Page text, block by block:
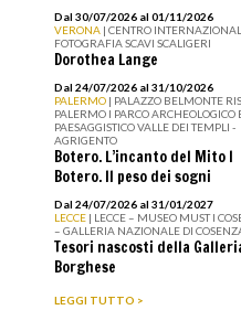
Dal 30/07/2026 al 01/11/2026
VERONA | CENTRO
FOTOGRAFIA SCAVI SCALIGERI
Dorothea Lange
Dal 24/07/2026 al 31/10/2026
PALERMO | PALAZZO BELMONTE
PALERMO I PARCO ARCHEOLOGICO
PAESAGGISTICO VALLE DEI TEMPLI -
AGRIGENTO
Botero. L’incanto del Mito I
Botero. Il peso dei sogni
Dal 24/07/2026 al 31/01/2027
LECCE | LECCE – MUSEO MUST I
– GALLERIA NAZIONALE DI
Tesori nascosti della
Borghese
LEGGI TUTTO >